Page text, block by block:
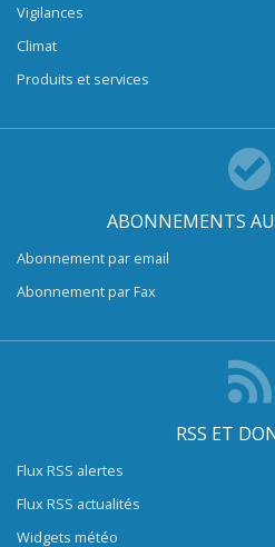
Vigilances
Climat
Produits et services
ABONNEMENTS
Abonnement par email
Abonnement par Fax
RSS ET
Flux RSS alertes
Flux RSS actualités
Widgets météo